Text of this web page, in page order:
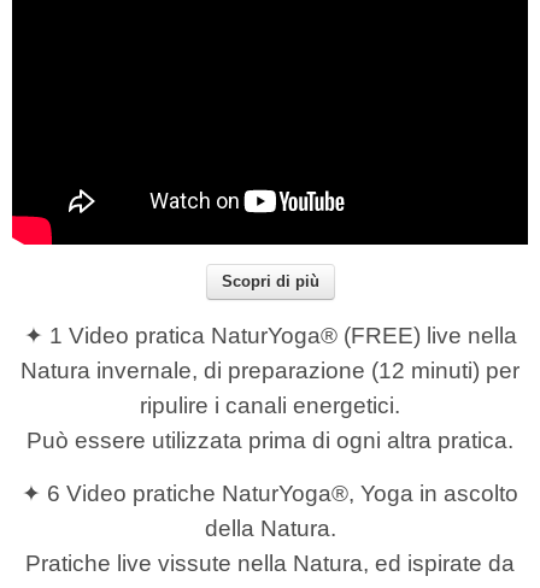
Scopri di più
✦ 1 Video pratica NaturYoga® (FREE) live nella
Natura invernale, di preparazione (12 minuti) per
ripulire i canali energetici.
Può essere utilizzata prima di ogni altra pratica.
✦ 6 Video pratiche NaturYoga®, Yoga in ascolto
della Natura.
Pratiche live vissute nella Natura, ed ispirate da